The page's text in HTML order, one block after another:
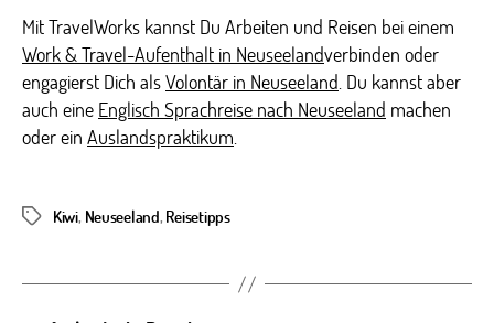
Mit TravelWorks kannst Du Arbeiten und Reisen bei einem
Work & Travel-Aufenthalt in Neuseelandverbinden oder
engagierst Dich alsVolontär in Neuseeland. Du kannst aber
auch eine Englisch Sprachreise nach Neuseeland machen
oder ein Auslandspraktikum.
Schlagwörter
Kiwi, Neuseeland, Reisetipps